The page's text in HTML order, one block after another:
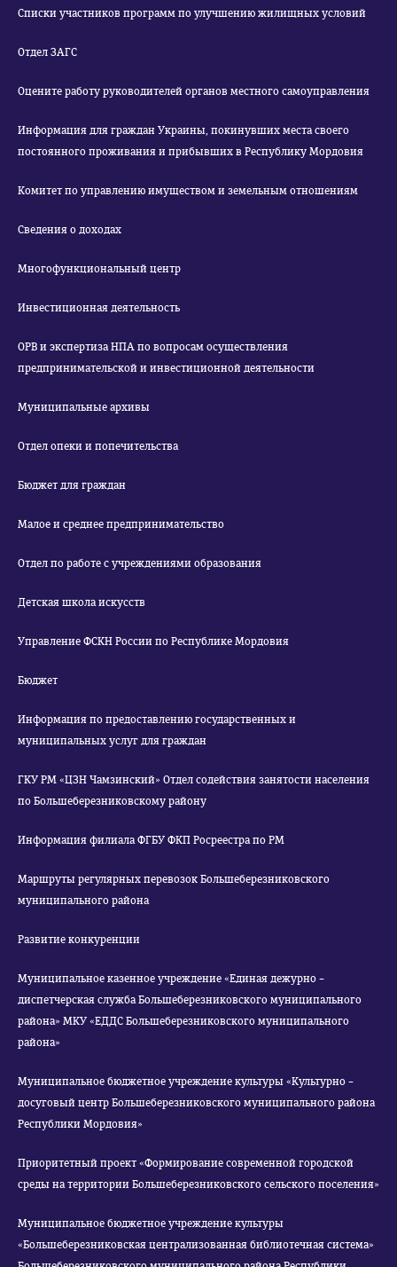
Списки участников программ по улучшению жилищных условий
Отдел ЗАГС
Оцените работу руководителей органов местного самоуправления
Информация для граждан Украины, покинувших места своего
постоянного проживания и прибывших в Республику Мордовия
Комитет по управлению имуществом и земельным отношениям
Сведения о доходах
Многофункциональный центр
Инвестиционная деятельность
ОРВ и экспертиза НПА по вопросам осуществления
предпринимательской и инвестиционной деятельности
Муниципальные архивы
Отдел опеки и попечительства
Бюджет для граждан
Малое и среднее предпринимательство
Отдел по работе с учреждениями образования
Детская школа искусств
Управление ФСКН России по Республике Мордовия
Бюджет
Информация по предоставлению государственных и
муниципальных услуг для граждан
ГКУ РМ «ЦЗН Чамзинский» Отдел содействия занятости населения
по Большеберезниковскому району
Информация филиала ФГБУ ФКП Росреестра по РМ
Маршруты регулярных перевозок Большеберезниковского
муниципального района
Развитие конкуренции
Муниципальное казенное учреждение «Единая дежурно –
диспетчерская служба Большеберезниковского муниципального
района» МКУ «ЕДДС Большеберезниковского муниципального
района»
Муниципальное бюджетное учреждение культуры «Культурно –
досуговый центр Большеберезниковского муниципального района
Республики Мордовия»
Приоритетный проект «Формирование современной городской
среды на территории Большеберезниковского сельского поселения»
Муниципальное бюджетное учреждение культуры
«Большеберезниковская централизованная библиотечная система»